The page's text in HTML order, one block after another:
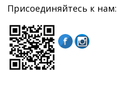
Присоединяйтесь к нам: